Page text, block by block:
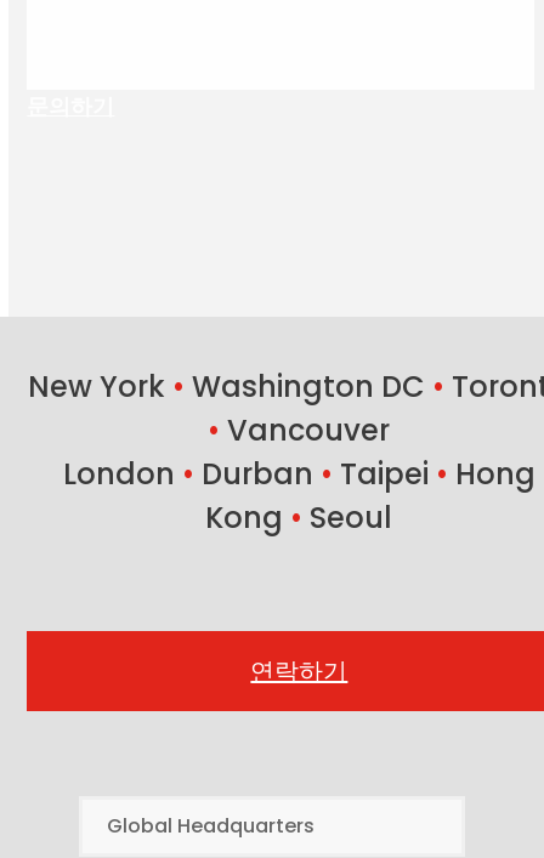
New York • Washington DC •
• Vancouver
London • Durban • Taipei • Hong
Kong • Seoul
연락하기
Global Headquarters